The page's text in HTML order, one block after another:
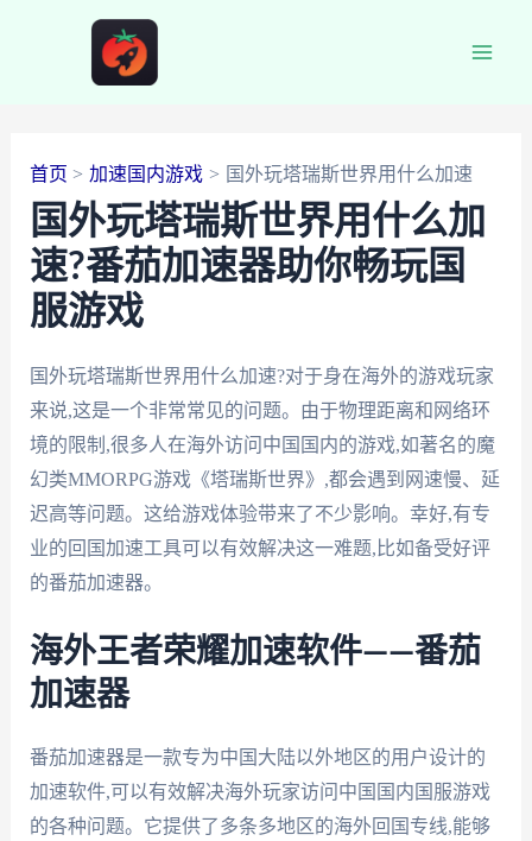
首页 加速国内游戏 国外玩塔瑞斯世界用什么加速
国外玩塔瑞斯世界用什么加
速?番茄加速器助你畅玩国
服游戏
国外玩塔瑞斯世界用什么加速?对于身在海外的游戏玩家
来说,这是一个非常常见的问题。由于物理距离和网络环
境的限制,很多人在海外访问中国国内的游戏,如著名的魔
幻类MMORPG游戏《塔瑞斯世界》,都会遇到网速慢、延
迟高等问题。这给游戏体验带来了不少影响。幸好,有专
业的回国加速工具可以有效解决这一难题,比如备受好评
的番茄加速器。
海外王者荣耀加速软件——番茄
加速器
番茄加速器是一款专为中国大陆以外地区的用户设计的
加速软件,可以有效解决海外玩家访问中国国内国服游戏
的各种问题。它提供了多条多地区的海外回国专线,能够